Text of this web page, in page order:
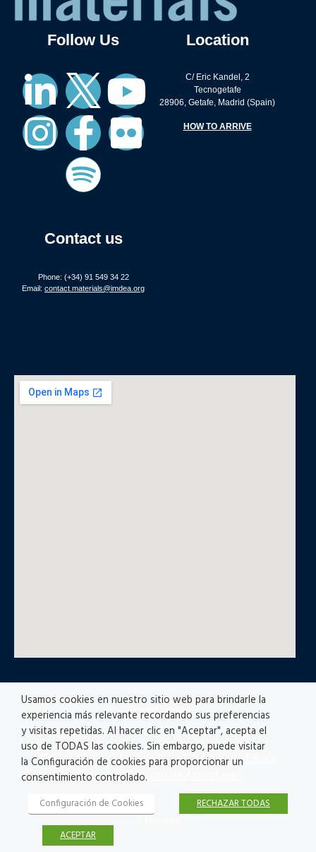
Follow Us
Contact us
Phone: (+34) 91 549 34 22
Email: contact.materials@imdea.org
Location
C/ Eric Kandel, 2
Tecnogetafe
28906, Getafe, Madrid (Spain)
HOW TO ARRIVE
© All rights reserved
Privacy policy |Accesibility|Disclaimer |
Channel|Registro de Actividades
Usamos cookies en nuestro sitio web para brindarle la
experiencia más relevante recordando sus preferencias
y visitas repetidas. Al hacer clic en "Aceptar", acepta el
uso de TODAS las cookies. Sin embargo, puede visitar
la Configuración de cookies para proporcionar un
consentimiento controlado.
Configuración de Cookies RECHAZAR TODAS
ACEPTAR